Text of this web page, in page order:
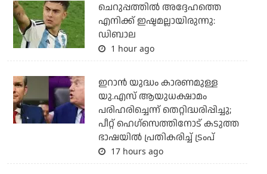
ചെറുപ്പത്തില്‍ അദ്ദേഹത്തെ
എനിക്ക് ഇഷ്ടമല്ലായിരുന്നു:
ഡിബാല
1 hour ago
ഇറാന്‍ യുദ്ധം കാരണമുള്ള
യു.എസ് ആയുധക്ഷാമം
പരിഹരിച്ചെന്ന് തെറ്റിദ്ധരിപ്പിച്ചു;
പീറ്റ് ഹെഗ്‌സെത്തിനോട് കടുത്ത
ഭാഷയില്‍ പ്രതികരിച്ച് ട്രംപ്
17 hours ago